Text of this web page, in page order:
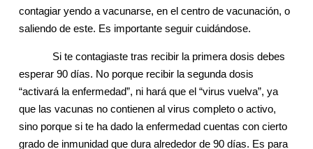
contagiar yendo a vacunarse, en el centro de vacunación, o
saliendo de este. Es importante seguir cuidándose.
Si te contagiaste tras recibir la primera dosis debes
esperar 90 días. No porque recibir la segunda dosis
“activará la enfermedad”, ni hará que el “virus vuelva”, ya
que las vacunas no contienen al virus completo o activo,
sino porque si te ha dado la enfermedad cuentas con cierto
grado de inmunidad que dura alrededor de 90 días. Es para